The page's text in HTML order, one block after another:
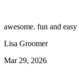
awesome. fun and easy
Lisa Groomer
Mar 29, 2026